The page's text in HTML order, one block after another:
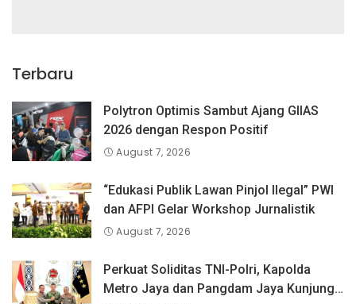
Terbaru
Polytron Optimis Sambut Ajang GIIAS
2026 dengan Respon Positif
August 7, 2026
“Edukasi Publik Lawan Pinjol Ilegal” PWI
dan AFPI Gelar Workshop Jurnalistik
August 7, 2026
Perkuat Soliditas TNI-Polri, Kapolda
Metro Jaya dan Pangdam Jaya Kunjungi